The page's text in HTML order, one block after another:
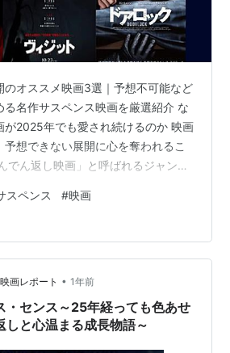
に診ることになった患者は、8歳
には「第6感」、つまり死者を見
ャマラン監督の本格デビュー作
ヒット作である。
題名::さ行
thematic material and
のオススメ映画3選｜予想不可能など
る名作サスペンス映画を厳選紹介 な
が2025年でも愛され続けるのか 映画
想できない展開に心を奪われるこ
でん返し映画」と呼ばれるジャンル
傑作を数多く生み出してきまし
、動画配信サービスの普及により、
軽に視聴できるようになりました。
Video、U-NEXTなどのプラット
どこでも質の高いサスペンス映画
スペンス #映画
画レポート • 1年前
・センス～25年経っても色あせ
しと心温まる成長物語～